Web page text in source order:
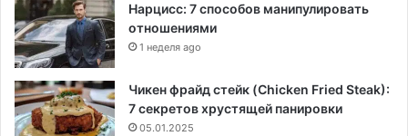
Нарцисс: 7 способов манипулировать
отношениями
1 неделя ago
Чикен фрайд стейк (Chicken Fried Steak):
7 секретов хрустящей панировки
05.01.2025